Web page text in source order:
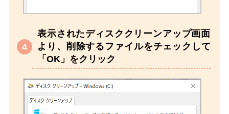
表示されたディスククリーンアップ画面
より、削除するファイルをチェックして
「OK」をクリック